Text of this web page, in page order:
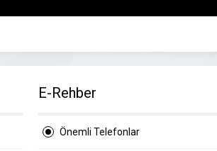
E-Rehber
Önemli Telefonlar